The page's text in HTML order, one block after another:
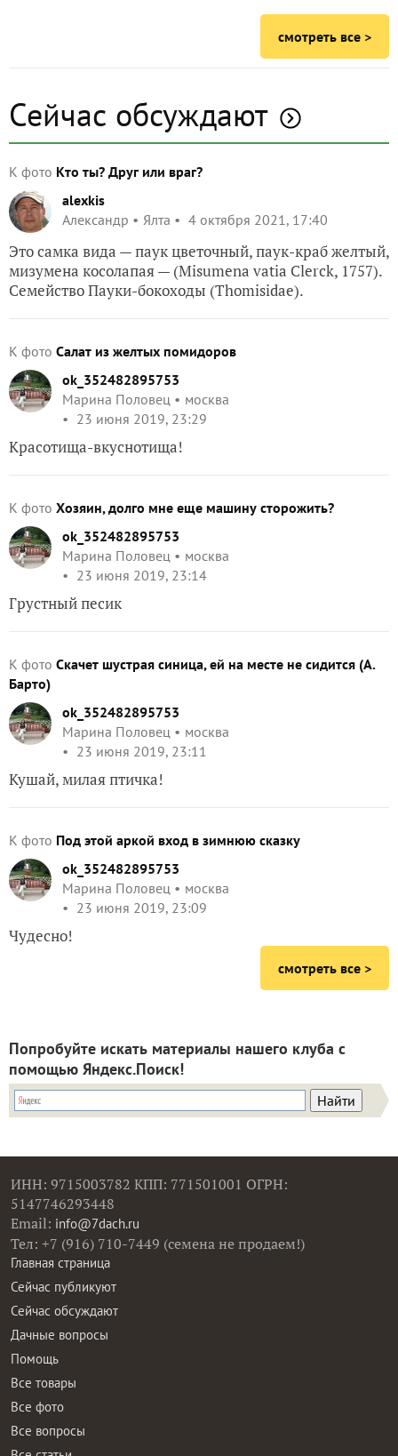
смотреть все >
Сейчас обсуждают
К фото Кто ты? Друг или враг?
alexkis
Александр
Ялта 4 октября 2021, 17:40
Это самка вида — паук цветочный, паук-краб желтый,
мизумена косолапая — (Misumena vatia Clerck, 1757).
Семейство Пауки-бокоходы (Thomisidae).
К фото Салат из желтых помидоров
ok_352482895753
Марина Половец
москва
23 июня 2019, 23:29
Красотища-вкуснотища!
К фото Хозяин, долго мне еще машину сторожить?
ok_352482895753
Марина Половец
москва
23 июня 2019, 23:14
Грустный песик
К фото Скачет шустрая синица, ей на месте не сидится (А.
Барто)
ok_352482895753
Марина Половец
москва
23 июня 2019, 23:11
Кушай, милая птичка!
К фото Под этой аркой вход в зимнюю сказку
ok_352482895753
Марина Половец
москва
23 июня 2019, 23:09
Чудесно!
смотреть все >
Попробуйте искать материалы нашего клуба с
помощью Яндекс.Поиск!
ИНН: 9715003782 КПП: 771501001 ОГРН:
5147746293448
Email: info@7dach.ru
Тел: +7 (916) 710-7449 (семена не продаем!)
Главная страница
Сейчас публикуют
Сейчас обсуждают
Дачные вопросы
Помощь
Все товары
Все фото
Все вопросы